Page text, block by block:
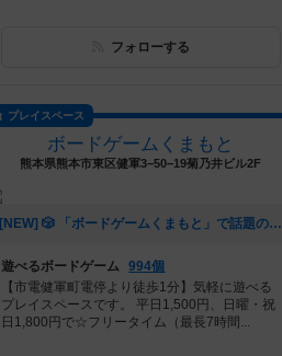
フォローする
プレイスペース
ボードゲームくまもと
熊本県熊本市東区健軍3−50−19菊乃井ビル2F
[NEW] 🎲 「ボードゲームくまもと」で話題のゲームにチャレンジ！ 🚀✨（2024年12月16日 12時53分）
遊べるボードゲーム 994個
【市電健軍町電停より徒歩1分】気軽に遊べる
プレイスペースです。 平日1,500円、日曜・祝
日1,800円で☆フリータイム（最長7時間...